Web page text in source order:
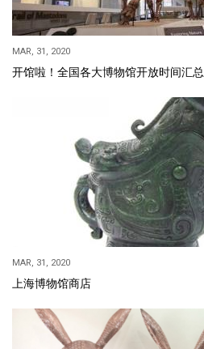
MAR, 31, 2020
开馆啦！全国各大博物馆开放时间汇总
MAR, 31, 2020
上海博物馆商店